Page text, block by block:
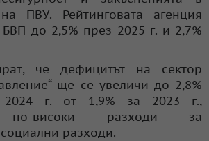
ПВУ. Рейтинговата агенция
до 2,5% през 2025 г. и 2,7%
че дефицитът на сектор
ще се увеличи до 2,8%
г. от 1,9% за 2023 г.,
по-високи разходи за
разходи.